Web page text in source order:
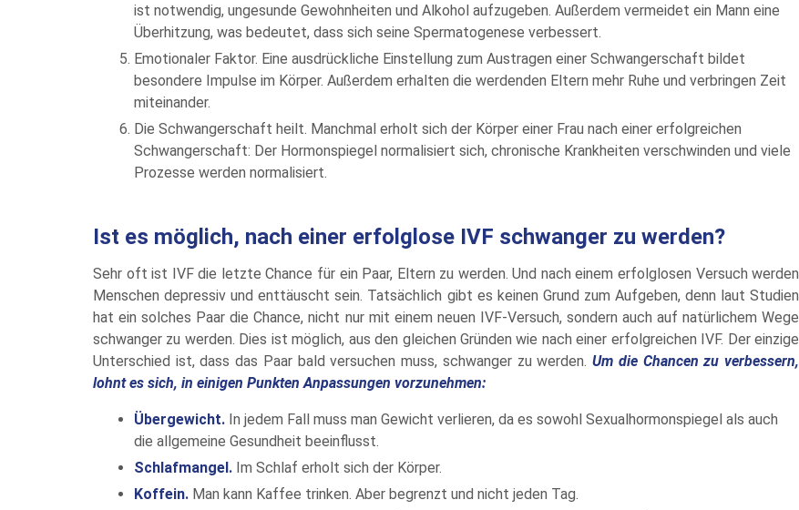
ist notwendig, ungesunde Gewohnheiten und Alkohol aufzugeben. Außerdem vermeidet ein Mann eine
Überhitzung, was bedeutet, dass sich seine Spermatogenese verbessert.
Emotionaler Faktor. Eine ausdrückliche Einstellung zum Austragen einer Schwangerschaft bildet
besondere Impulse im Körper. Außerdem erhalten die werdenden Eltern mehr Ruhe und verbringen Zeit
miteinander.
Die Schwangerschaft heilt. Manchmal erholt sich der Körper einer Frau nach einer erfolgreichen
Schwangerschaft: Der Hormonspiegel normalisiert sich, chronische Krankheiten verschwinden und viele
Prozesse werden normalisiert.
Ist es möglich, nach einer erfolglose IVF schwanger zu werden?
Sehr oft ist IVF die letzte Chance für ein Paar, Eltern zu werden. Und nach einem erfolglosen Versuch werden
Menschen depressiv und enttäuscht sein. Tatsächlich gibt es keinen Grund zum Aufgeben, denn laut Studien
hat ein solches Paar die Chance, nicht nur mit einem neuen IVF-Versuch, sondern auch auf natürlichem Wege
schwanger zu werden. Dies ist möglich, aus den gleichen Gründen wie nach einer erfolgreichen IVF. Der einzige
Unterschied ist, dass das Paar bald versuchen muss, schwanger zu werden.Um die Chancen zu verbessern,
lohnt es sich, in einigen Punkten Anpassungen vorzunehmen:
Übergewicht. In jedem Fall muss man Gewicht verlieren, da es sowohl Sexualhormonspiegel als auch
die allgemeine Gesundheit beeinflusst.
Schlafmangel. Im Schlaf erholt sich der Körper.
Koffein. Man kann Kaffee trinken. Aber begrenzt und nicht jeden Tag.